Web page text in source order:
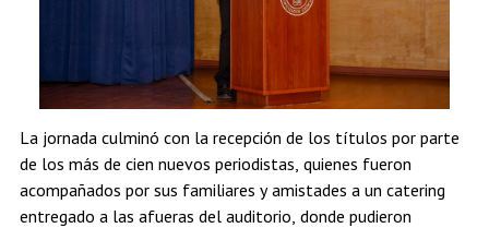
La jornada culminó con la recepción de los títulos por parte
de los más de cien nuevos periodistas, quienes fueron
acompañados por sus familiares y amistades a un catering
entregado a las afueras del auditorio, donde pudieron